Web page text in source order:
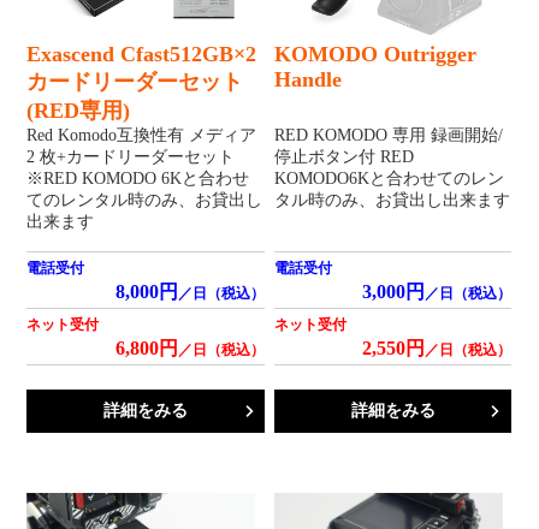
Exascend Cfast512GB×2
カードリーダーセット
(RED専用)
Red Komodo互換性有 メディア
2 枚+カードリーダーセット
※RED KOMODO 6Kと合わせ
てのレンタル時のみ、お貸出し
出来ます
電話受付
8,000円 ／日（税込）
ネット受付
6,800円 ／日（税込）
詳細をみる
KOMODO Outrigger
Handle
RED KOMODO 専用 録画開始/
停止ボタン付 RED
KOMODO6Kと合わせてのレン
タル時のみ、お貸出し出来ます
電話受付
3,000円 ／日（税込）
ネット受付
2,550円 ／日（税込）
詳細をみる